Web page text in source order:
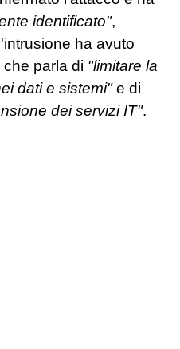
identificato",
ha avuto
parla di "limitare la
dati e sistemi"e di
dei servizi IT".